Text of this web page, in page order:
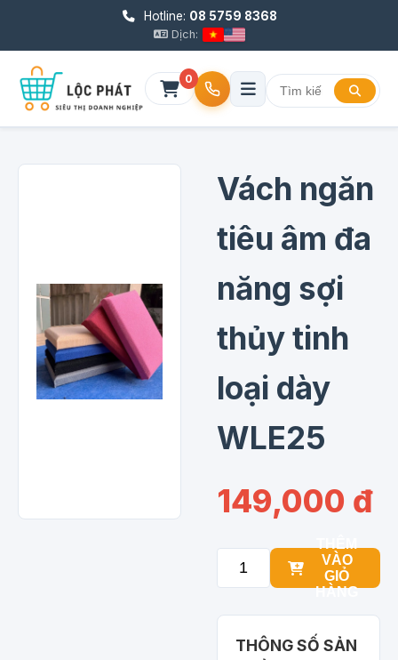
Hotline: 08 5759 8368
Dịch:
0
Vách ngăn
tiêu âm đa
năng sợi
thủy tinh
loại dày
WLE25
149,000 đ
VÀO
GIỎ
HÀNG
THÔNG SỐ SẢN